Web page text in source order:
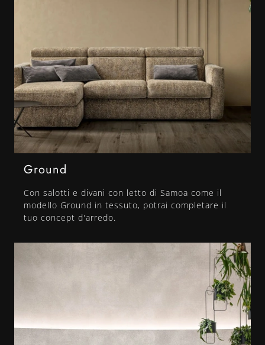
Ground
Con salotti e divani con letto di Samoa come il
modello Ground in tessuto, potrai completare il
tuo concept d'arredo.